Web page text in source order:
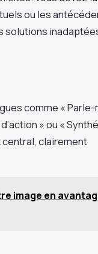
ou les
solutions
comme « Parle-
» ou «
central, clairement
image en